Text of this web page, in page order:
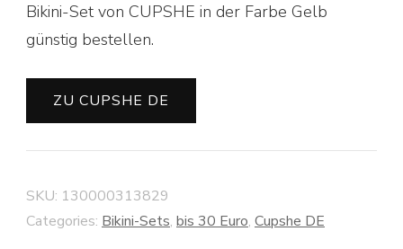
Bikini-Set von CUPSHE in der Farbe Gelb
günstig bestellen.
ZU CUPSHE DE
SKU: 130000313829
Categories: Bikini-Sets, bis 30 Euro, Cupshe DE